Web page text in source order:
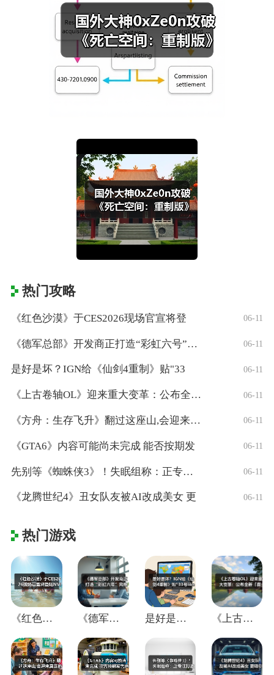
热门攻略
《红色沙漠》于CES2026现场官宣将登 06-11
《德军总部》开发商正打造“彩虹六号”风格 06-11
是好是坏？IGN给《仙剑4重制》贴"33 06-11
《上古卷轴OL》迎来重大变革：公布全新「 06-11
《方舟：生存飞升》翻过这座山,会迎来真正 06-11
《GTA6》内容可能尚未完成 能否按期发 06-11
先别等《蜘蛛侠3》！失眠组称：正专注打造 06-11
《龙腾世纪4》丑女队友被AI改成美女 更 06-11
热门游戏
《红色沙漠》于CES2026现场官宣将登 《德军总部》开发商正打造“彩虹六号”风格 是好是坏？IGN给《仙剑4重制》贴"33 《上古卷轴OL》迎来重大变革：公布全新「